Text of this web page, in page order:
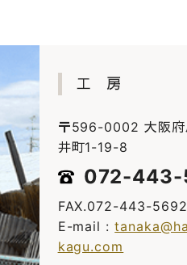
工 房
〒596-0002 大阪府
井町1-19-8
072-443-
FAX.072-443-5692
E-mail :
kagu.com